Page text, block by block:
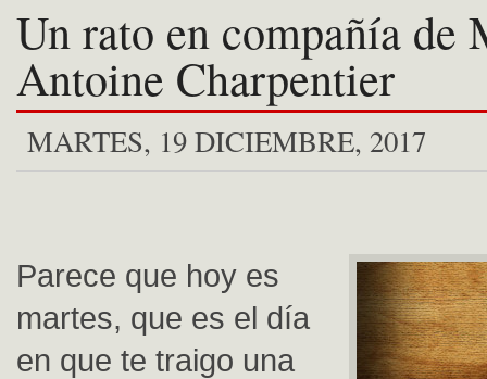
Un rato en compañía de
Antoine Charpentier
MARTES, 19 DICIEMBRE, 2017
Parece que hoy es
martes, que es el día
en que te traigo una